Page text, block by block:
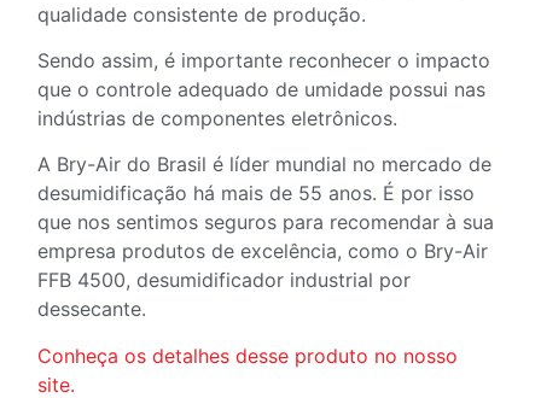
qualidade consistente de produção.
Sendo assim, é importante reconhecer o impacto
que o controle adequado de umidade possui nas
indústrias de componentes eletrônicos.
A Bry-Air do Brasil é líder mundial no mercado de
desumidificação há mais de 55 anos. É por isso
que nos sentimos seguros para recomendar à sua
empresa produtos de excelência, como o Bry-Air
FFB 4500, desumidificador industrial por
dessecante.
Conheça os detalhes desse produto no nosso
site.